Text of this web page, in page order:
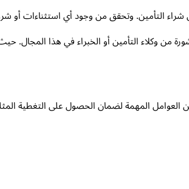
شراء التأمين. وتحقق من وجود أي استثناءات
من وكلاء التأمين أو الخبراء في هذا المجال.
المهمة لضمان الحصول على التغطية المثلى